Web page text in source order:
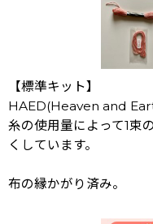
【標準キット】
HAED(Heaven and
糸の使用量によって1束
くしています。
布の縁かがり済み。